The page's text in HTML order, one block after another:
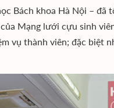
Bách khoa Hà Nội – đã
Mạng lưới cựu sinh
vụ thành viên; đặc biệt